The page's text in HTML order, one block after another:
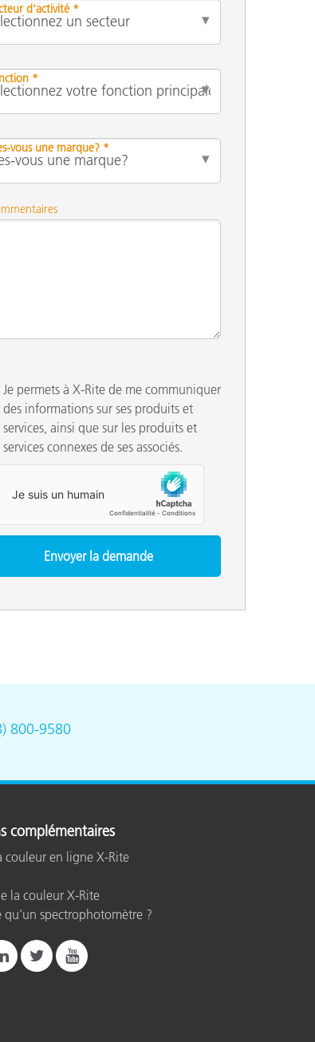
d’activité *
*
vous une marque? *
Je permets à X-Rite de me communiquer
des informations sur ses produits et
services, ainsi que sur les produits et
services connexes de ses associés.
800-9580
complémentaires
couleur en ligne X-Rite
la couleur X-Rite
qu’un spectrophotomètre ?